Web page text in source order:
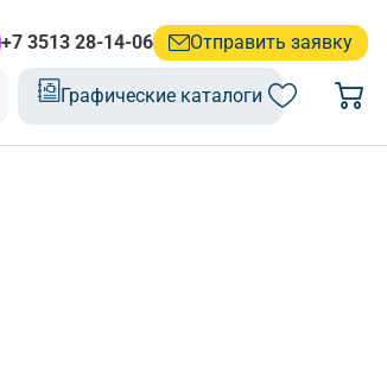
+7 3513 28-14-06 Отправить заявку
Графические каталоги